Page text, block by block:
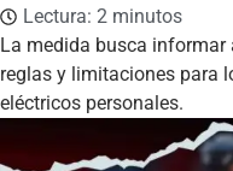
Lectura: 2 minutos
La medida busca
reglas y limitaciones para
eléctricos personales.